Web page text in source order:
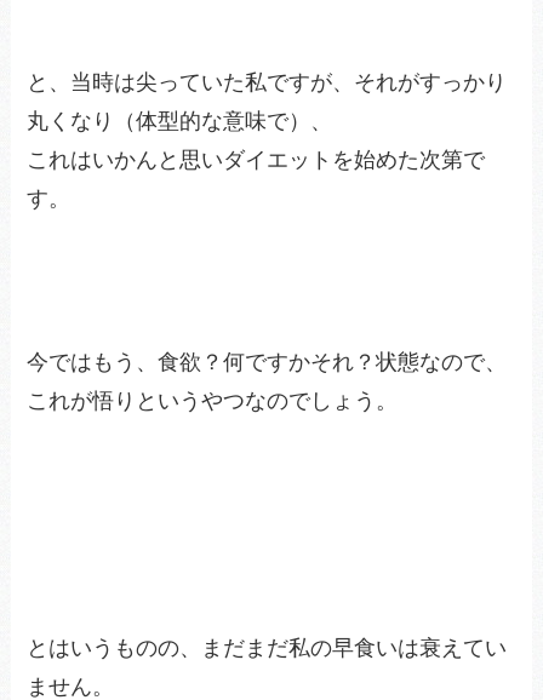
と、当時は尖っていた私ですが、それがすっかり
丸くなり（体型的な意味で）、
これはいかんと思いダイエットを始めた次第で
す。
今ではもう、食欲？何ですかそれ？状態なので、
これが悟りというやつなのでしょう。
とはいうものの、まだまだ私の早食いは衰えてい
ません。